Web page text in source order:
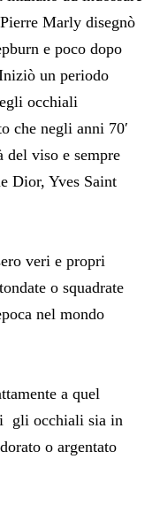
Marly disegnò
e poco dopo
un periodo
occhiali
che negli anni 70′
del viso e sempre
Dior, Yves Saint
veri e propri
o squadrate
nel mondo
a quel
gli occhiali sia in
o argentato